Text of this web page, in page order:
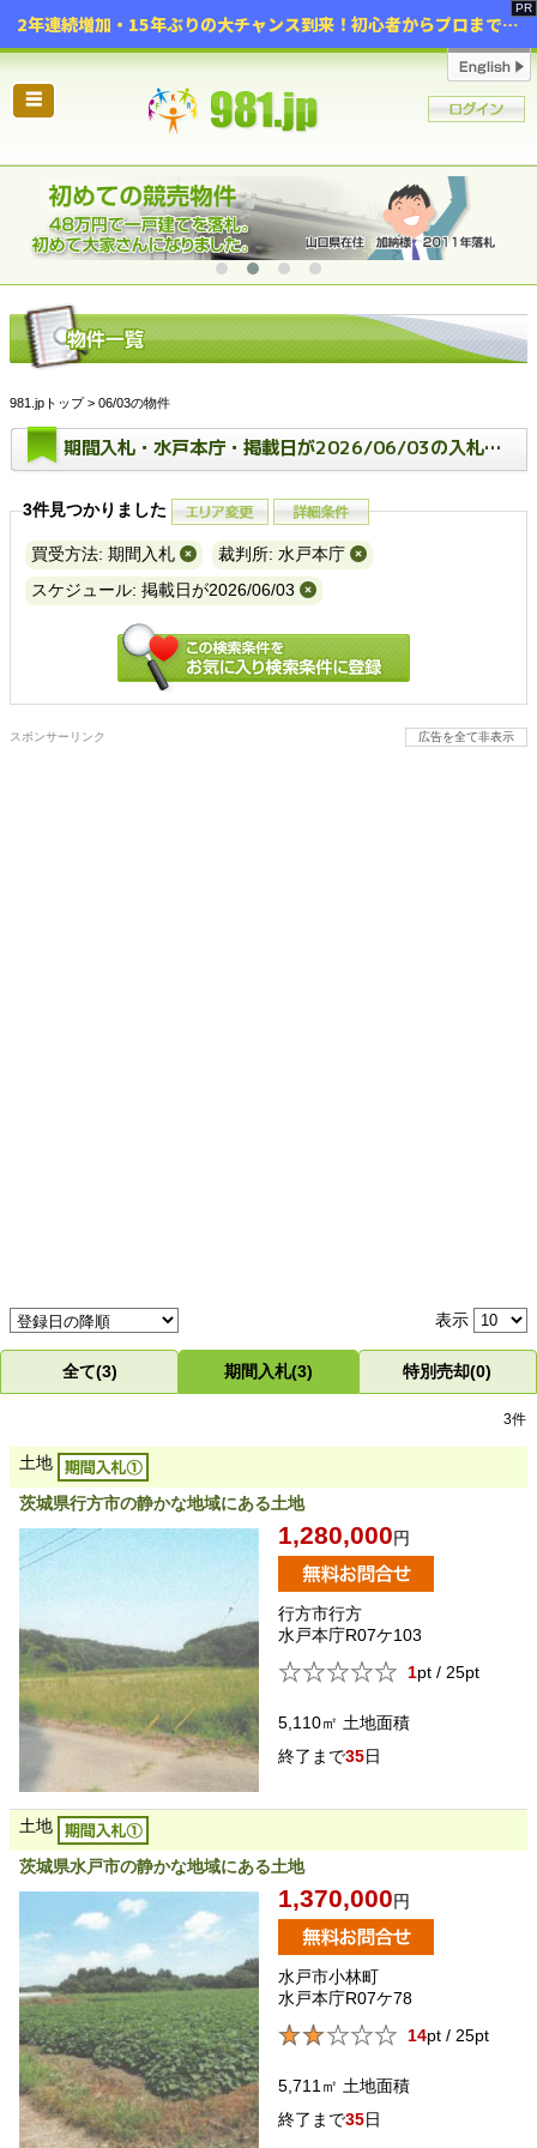
2年連続増加・15年ぶりの大チャンス到来！初心者からプロまで網羅する「競売不動産・超実践投資セミナー」♦神奈川県 横浜 in 神奈川
☰
981.jpトップ> 06/03の物件
期間入札・水戸本庁・掲載日が2026/06/03の入札期間中の物件一覧
3件見つかりました
買受方法: 期間入札
裁判所: 水戸本庁
スケジュール: 掲載日が2026/06/03
スポンサーリンク 広告を全て非表示
表示
全て(3) 期間入札(3) 特別売却(0)
3件
土地
茨城県行方市の静かな地域にある土地
1,280,000円
行方市行方
水戸本庁R07ケ103
1pt / 25pt
5,110㎡ 土地面積
35日
土地
茨城県水戸市の静かな地域にある土地
1,370,000円
水戸市小林町
水戸本庁R07ケ78
14pt / 25pt
5,711㎡ 土地面積
35日